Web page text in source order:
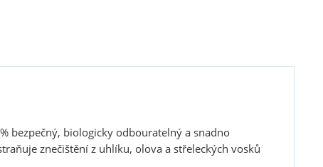
bezpečný, biologicky odbouratelný a snadno
znečištění z uhlíku, olova a střeleckých vosků